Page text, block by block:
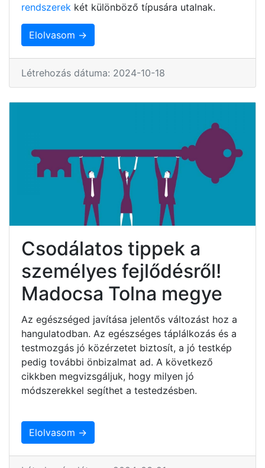
rendszerek két különböző típusára utalnak.
Elolvasom →
Létrehozás dátuma: 2024-10-18
Csodálatos tippek a
személyes fejlődésről!
Madocsa Tolna megye
Az egészséged javítása jelentős változást hoz a
hangulatodban. Az egészséges táplálkozás és a
testmozgás jó közérzetet biztosít, a jó testkép
pedig további önbizalmat ad. A következő
cikkben megvizsgáljuk, hogy milyen jó
módszerekkel segíthet a testedzésben.
Elolvasom →